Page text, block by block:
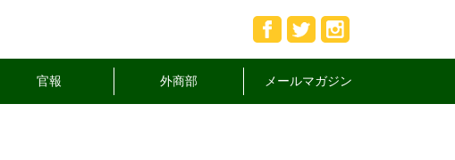
官報 外商部 メールマガジン